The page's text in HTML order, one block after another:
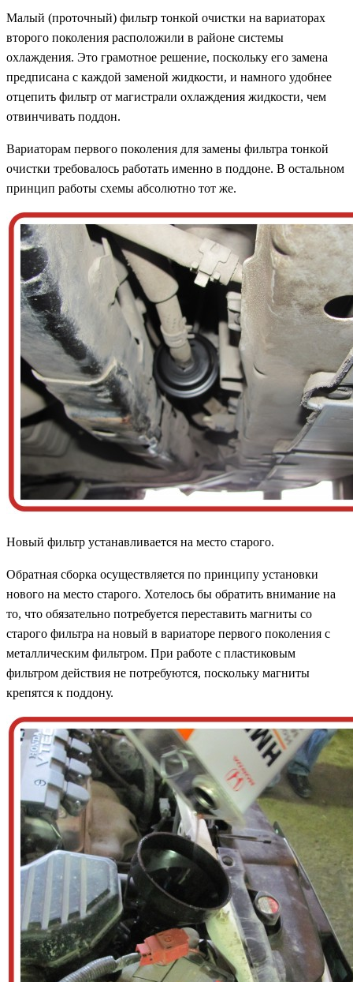
Малый (проточный) фильтр тонкой очистки на вариаторах
второго поколения расположили в районе системы
охлаждения. Это грамотное решение, поскольку его замена
предписана с каждой заменой жидкости, и намного удобнее
отцепить фильтр от магистрали охлаждения жидкости, чем
отвинчивать поддон.
Вариаторам первого поколения для замены фильтра тонкой
очистки требовалось работать именно в поддоне. В остальном
принцип работы схемы абсолютно тот же.
Новый фильтр устанавливается на место старого.
Обратная сборка осуществляется по принципу установки
нового на место старого. Хотелось бы обратить внимание на
то, что обязательно потребуется переставить магниты со
старого фильтра на новый в вариаторе первого поколения с
металлическим фильтром. При работе с пластиковым
фильтром действия не потребуются, поскольку магниты
крепятся к поддону.